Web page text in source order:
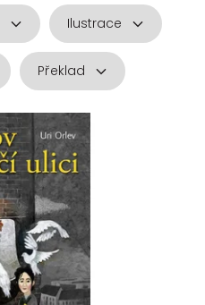
Ilustrace
Překlad